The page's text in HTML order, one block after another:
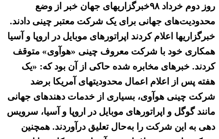
روز دوم خرداد ۹۸خبرگزاریهای جهان خبر از وضع
محدودیت‌های جهانی برای یک شرکت معتبر چینی دادند.
خبرگزاریها اعلام کردند اپراتورهای موبایل در اروپا و آسیا
همکاری خود با شرکت معروف چینی «هوآوی» متوقف
کردند. خبرهای مخابره شده حاکی از آن بود که: «یک
هفته پس از اعلام اعمال محدودیتهای آمریکا برضد
شرکت چینی هوآوی، بسیاری از خدمات‌ دهندهای جهانی
مانند گوگل و اپراتورهای موبایل در اروپا و آسیا، سرویس
دهی به این شرکت را به‌حال تعلیق درآوردند. همچنین